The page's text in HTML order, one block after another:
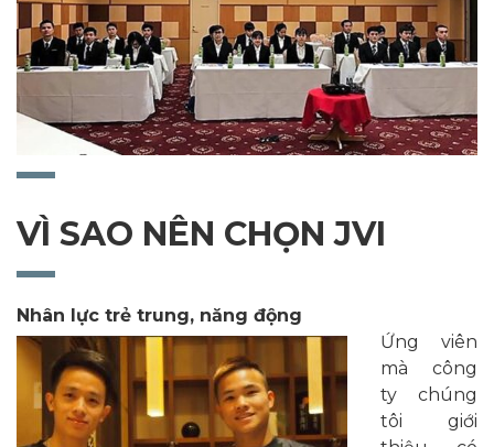
VÌ SAO NÊN CHỌN JVI
Nhân lực trẻ trung, năng động
Ứng viên
mà công
ty chúng
tôi giới